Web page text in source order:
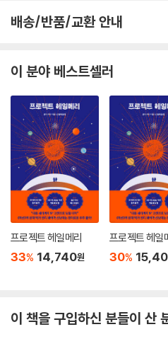
고 칭하는 이유일 것이다. 늦었지만 이
만날 수 있다니 펭귄클래식 코리아가
“나는 보다 나은 운명을 개척할 거야.”
1953년도에 발표하여 이듬해 전미 도서
솔 벨로의 출세작이자 영원한 대표작
째 소설, 앞의 두 권은 버린 것이다. 내
정도로 이 작품에 대한 애정과 작업량
생 체험을 통해 인간 사회의 삶이 살아
는 새로운 인생관을 제시하려는 포부
인간은 인간 자신이 결코 만들지 않은
는 것, 그리고 감옥과도 같이 우리 주위
자유를 쟁취하려는 욕망 사이에 가로놓
게 짓밟히는 어머니, 돈과 출세에 집착
배송/반품/교환 안내
이 분야 베스트셀러
프로젝트 헤일메리
33% 14,740원
프로젝트 헤일
30%
이 책을 구입하신 분들이 산